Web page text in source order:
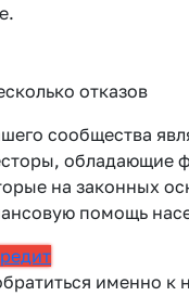
отказов
сообщества
обладающие
на законных
помощь
именно к